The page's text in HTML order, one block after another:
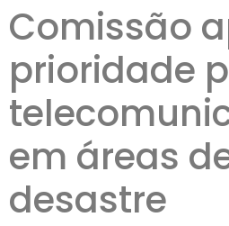
Comissão
prioridade
em áreas
desastre